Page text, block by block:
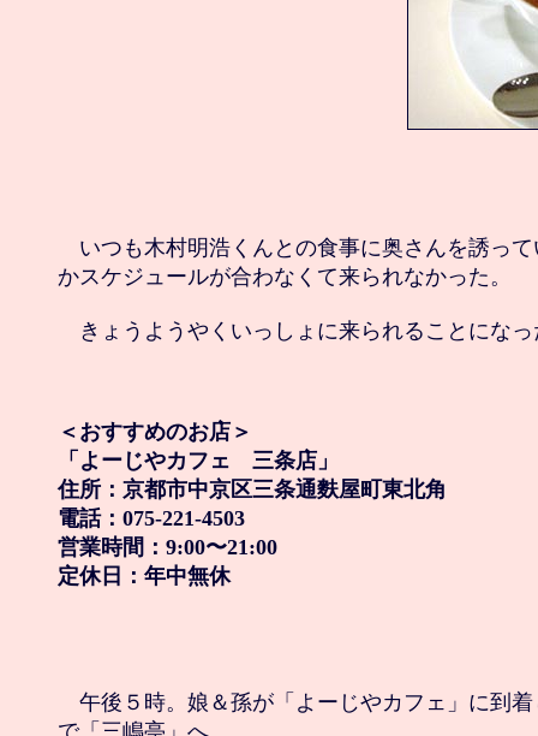
いつも木村明浩くんとの食事に奥さんを誘っ
かスケジュールが合わなくて来られなかった。
きょうようやくいっしょに来られることになっ
＜おすすめのお店＞
「よーじやカフェ　三条店」
住所：京都市中京区三条通麩屋町東北角
電話：075-221-4503
営業時間：9:00〜21:00
定休日：年中無休
午後５時。娘＆孫が「よーじやカフェ」に到